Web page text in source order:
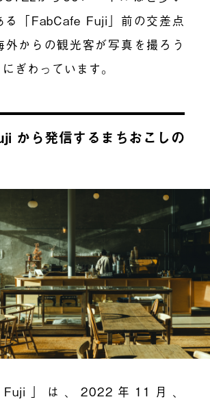
る「FabCafe Fuji」前の交差点
外からの観光客が写真を撮ろう
ぎわっています。
から発信するまちおこしの
Fuji」は、2022年11月、